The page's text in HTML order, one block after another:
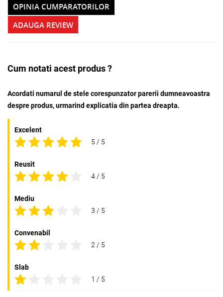
ADAUGA REVIEW
OPINIA CUMPARATORILOR
Cum notati acest produs ?
Acordati numarul de stele corespunzator parerii dumneavoastra
despre produs, urmarind explicatia din partea dreapta.
Excelent
5 / 5
Reusit
4 / 5
Mediu
3 / 5
Convenabil
2 / 5
Slab
1 / 5